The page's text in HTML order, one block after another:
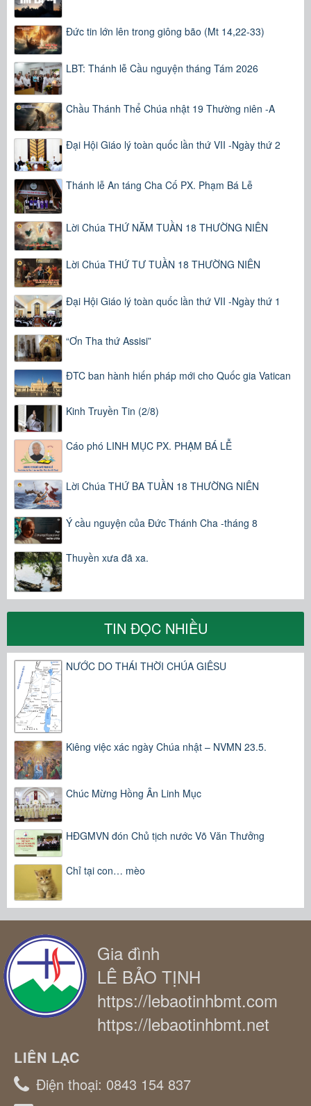
Đức tin lớn lên trong giông bão (Mt 14,22-33)
LBT: Thánh lễ Cầu nguyện tháng Tám 2026
Chầu Thánh Thể Chúa nhật 19 Thường niên -A
Đại Hội Giáo lý toàn quốc lần thứ VII -Ngày thứ 2
Thánh lễ An táng Cha Cố PX. Phạm Bá Lễ
Lời Chúa THỨ NĂM TUẦN 18 THƯỜNG NIÊN
Lời Chúa THỨ TƯ TUẦN 18 THƯỜNG NIÊN
Đại Hội Giáo lý toàn quốc lần thứ VII -Ngày thứ 1
“Ơn Tha thứ Assisi”
ĐTC ban hành hiến pháp mới cho Quốc gia Vatican
Kinh Truyền Tin (2/8)
Cáo phó LINH MỤC PX. PHẠM BÁ LỄ
Lời Chúa THỨ BA TUẦN 18 THƯỜNG NIÊN
Ý cầu nguyện của Đức Thánh Cha -tháng 8
Thuyền xưa đã xa.
TIN ĐỌC NHIỀU
NƯỚC DO THÁI THỜI CHÚA GIÊSU
Kiêng việc xác ngày Chúa nhật – NVMN 23.5.
Chúc Mừng Hồng Ân Linh Mục
HĐGMVN đón Chủ tịch nước Võ Văn Thưởng
Chỉ tại con… mèo
Gia đình
LÊ BẢO TỊNH
https://lebaotinhbmt.com
https://lebaotinhbmt.net
LIÊN LẠC
Điện thoại: 0843 154 837